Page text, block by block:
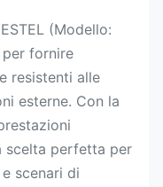
(Modello:
fornire
resistenti alle
esterne. Con la
scelta perfetta per
scenari di